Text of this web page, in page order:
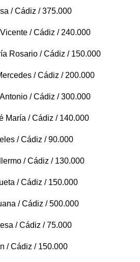
/ Cádiz / 375.000
/ Cádiz / 240.000
Rosario / Cádiz / 150.000
/ Cádiz / 200.000
/ Cádiz / 300.000
María / Cádiz / 140.000
/ Cádiz / 90.000
/ Cádiz / 130.000
/ Cádiz / 150.000
/ Cádiz / 500.000
/ Cádiz / 75.000
/ Cádiz / 150.000